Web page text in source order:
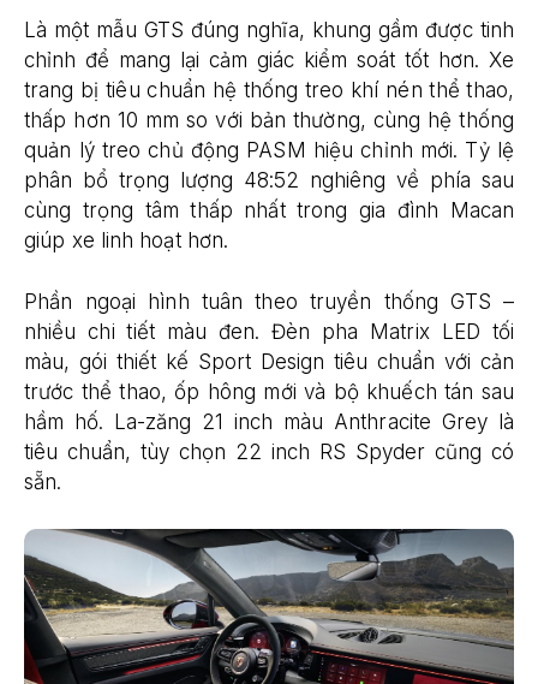
Là một mẫu GTS đúng nghĩa, khung gầm được tinh
chỉnh để mang lại cảm giác kiểm soát tốt hơn. Xe
trang bị tiêu chuẩn hệ thống treo khí nén thể thao,
thấp hơn 10 mm so với bản thường, cùng hệ thống
quản lý treo chủ động PASM hiệu chỉnh mới. Tỷ lệ
phân bổ trọng lượng 48:52 nghiêng về phía sau
cùng trọng tâm thấp nhất trong gia đình Macan
giúp xe linh hoạt hơn.
Phần ngoại hình tuân theo truyền thống GTS –
nhiều chi tiết màu đen. Đèn pha Matrix LED tối
màu, gói thiết kế Sport Design tiêu chuẩn với cản
trước thể thao, ốp hông mới và bộ khuếch tán sau
hầm hố. La-zăng 21 inch màu Anthracite Grey là
tiêu chuẩn, tùy chọn 22 inch RS Spyder cũng có
sẵn.